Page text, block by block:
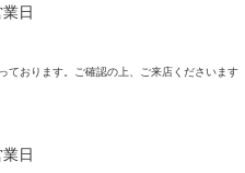
日
ております。ご確認の上、ご来店くださいます
日